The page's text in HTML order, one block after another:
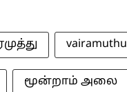
vairamuthu
மூன்றாம் அலை